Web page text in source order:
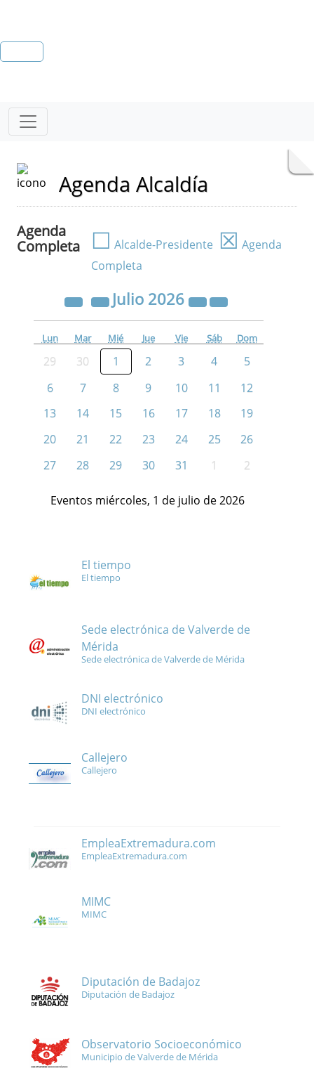
Agenda Alcaldía
Agenda
Completa
☐ Alcalde-Presidente ☒ Agenda
Completa
Julio 2026
Lun Mar Mié Jue Vie Sáb Dom
29 30 1 2 3 4
5
6
7 8 9 10 11
12
13
14 15 16 17 18
19
20
21 22 23 24 25
26
27
28 29 30 31 1 2
Eventos miércoles, 1 de julio de 2026
El tiempo
El tiempo
Sede electrónica de Valverde de
Mérida
Sede electrónica de Valverde de Mérida
DNI electrónico
DNI electrónico
Callejero
Callejero
EmpleaExtremadura.com
EmpleaExtremadura.com
MIMC
MIMC
Diputación de Badajoz
Diputación de Badajoz
Observatorio Socioeconómico
Municipio de Valverde de Mérida